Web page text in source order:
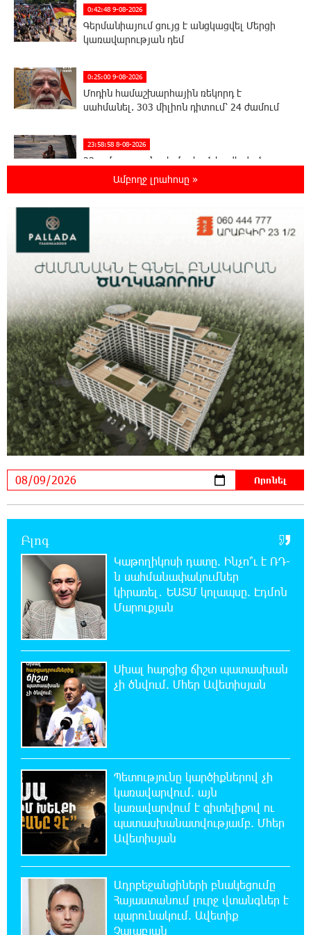
0:42:48 9-08-2026
Գերմանիայում ցույց է անցկացվել Մերցի
կառավարության դեմ
0:25:00 9-08-2026
Մոդին համաշխարհային ռեկորդ է
սահմանել. 303 միլիոն դիտում՝ 24 ժամում
23:58:58 8-08-2026
23-ամյա ուսանողի մշակած հավելվածը
հարավկորեական App Store-ում շրջանցել է
ուկրաինական 360 անօդաչու թռչող սարք
23:20:45 8-08-2026
Օգոստոսի 10-ին, 11-ին, 12-ին, 13-ին, 14-ին,
17-ին, 18-ին և 20-ին հարյուրավոր
հասցեներում լույս չի լինելու
23:01:57 8-08-2026
Ողբերգական դեպք՝ Երևանում․ Կիևյան
կամրջի տակ հայտնաբերվել է տղամարդու
մարմին
22:43:21 8-08-2026
Ադրբեջանի Սարով գյուղում տանը 18-ամյա
22:07:09 8-08-2026
Արտակարգ դեպք՝ Երևանում․ կոտրել են
«Հույս բոլոր մարդկանց» հիմնադրամի
շենքի պատուհաններն ու դռները
21:48:41 8-08-2026
Ալիևն ու Թրամփը հեռախոսազրույց են
ունեցել
21:29:45 8-08-2026
«Ինտեր»-ը հաղթեց «Յուվենտուս»-ին
21:10:46 8-08-2026
Քրեական վարույթի շրջանակում անձի
անձնական և ընտանեկան կյանքին առնչվող
տվյալների անհարկի հրապարակումն անթույլատրելի է.
ՄԻՊ
20:51:38 8-08-2026
Զելենսկին ու Վուչիչը քննարկել են
համագործակցությունն ընդլայնելու
Ամբողջ լրահոսը »
Բլոգ
Կաթողիկոսի դատը. Ինչո՞ւ է ՌԴ-
ն սահմանափակումներ
կիրառել․ ԵԱՏՄ կոլապսը. Էդմոն
Մարուքյան
Սխալ հարցից ճիշտ պատասխան
չի ծնվում. Մհեր Ավետիսյան
Պետությունը կարծիքներով չի
կառավարվում. այն
կառավարվում է գիտելիքով ու
պատասխանատվությամբ. Մհեր
Ավետիսյան
Ադրբեջանցիների բնակեցումը
Հայաստանում լուրջ վտանգներ է
պարունակում. Ավետիք
Չալաբյան